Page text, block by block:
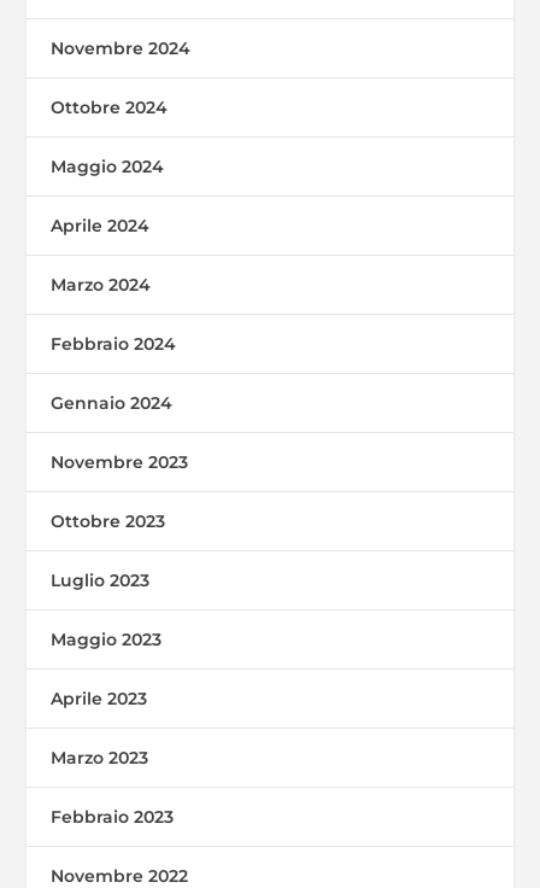
Novembre 2024
Ottobre 2024
Maggio 2024
Aprile 2024
Marzo 2024
Febbraio 2024
Gennaio 2024
Novembre 2023
Ottobre 2023
Luglio 2023
Maggio 2023
Aprile 2023
Marzo 2023
Febbraio 2023
Novembre 2022